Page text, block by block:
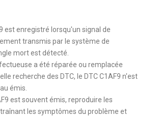
est enregistré lorsqu'un signal de
transmis par le système de
mort est détecté.
a été réparée ou remplacée
recherche des DTC, le DTC C1AF9 n'est
émis.
est souvent émis, reproduire les
les symptômes du problème et